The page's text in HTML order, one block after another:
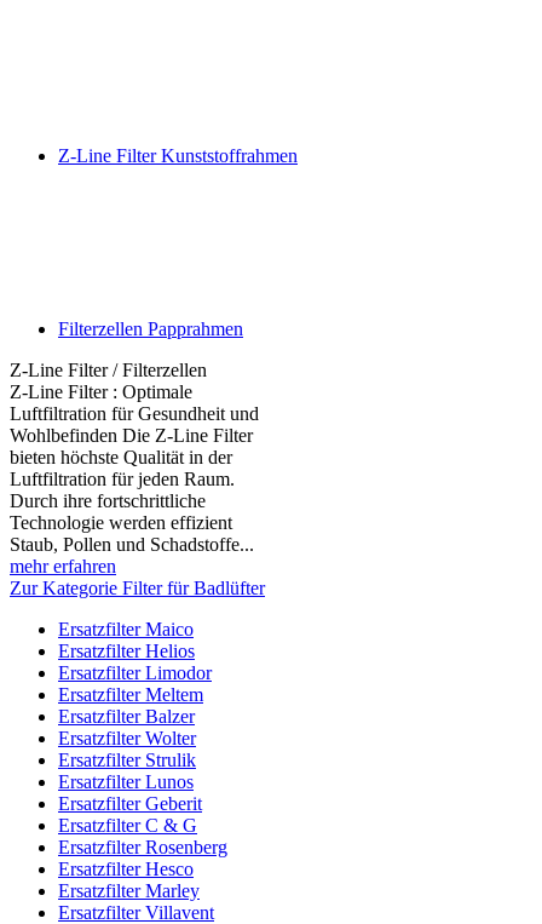
Z-Line Filter Kunststoffrahmen
Filterzellen Papprahmen
Z-Line Filter / Filterzellen
Z-Line Filter : Optimale
Luftfiltration für Gesundheit und
Wohlbefinden Die Z-Line Filter
bieten höchste Qualität in der
Luftfiltration für jeden Raum.
Durch ihre fortschrittliche
Technologie werden effizient
Staub, Pollen und Schadstoffe...
mehr erfahren
Zur Kategorie Filter für Badlüfter
Ersatzfilter Maico
Ersatzfilter Helios
Ersatzfilter Limodor
Ersatzfilter Meltem
Ersatzfilter Balzer
Ersatzfilter Wolter
Ersatzfilter Strulik
Ersatzfilter Lunos
Ersatzfilter Geberit
Ersatzfilter C & G
Ersatzfilter Rosenberg
Ersatzfilter Hesco
Ersatzfilter Marley
Ersatzfilter Villavent